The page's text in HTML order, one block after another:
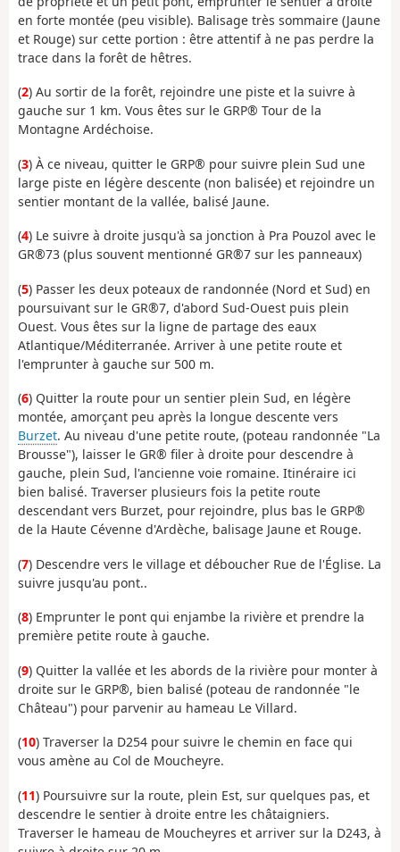
en forte montée (peu visible). Balisage très sommaire (Jaune
et Rouge) sur cette portion : être attentif à ne pas perdre la
trace dans la forêt de hêtres.
(2) Au sortir de la forêt, rejoindre une piste et la suivre à
gauche sur 1 km. Vous êtes sur le GRP® Tour de la
Montagne Ardéchoise.
(3) À ce niveau, quitter le GRP® pour suivre plein Sud une
large piste en légère descente (non balisée) et rejoindre un
sentier montant de la vallée, balisé Jaune.
(4) Le suivre à droite jusqu'à sa jonction à Pra Pouzol avec le
GR®73 (plus souvent mentionné GR®7 sur les panneaux)
(5) Passer les deux poteaux de randonnée (Nord et Sud) en
poursuivant sur le GR®7, d'abord Sud-Ouest puis plein
Ouest. Vous êtes sur la ligne de partage des eaux
Atlantique/Méditerranée. Arriver à une petite route et
l'emprunter à gauche sur 500 m.
(6) Quitter la route pour un sentier plein Sud, en légère
montée, amorçant peu après la longue descente vers
Burzet. Au niveau d'une petite route, (poteau randonnée "La
Brousse"), laisser le GR® filer à droite pour descendre à
gauche, plein Sud, l'ancienne voie romaine. Itinéraire ici
bien balisé. Traverser plusieurs fois la petite route
descendant vers Burzet, pour rejoindre, plus bas le GRP®
de la Haute Cévenne d'Ardèche, balisage Jaune et Rouge.
(7) Descendre vers le village et déboucher Rue de l'Église. La
suivre jusqu'au pont..
(8) Emprunter le pont qui enjambe la rivière et prendre la
première petite route à gauche.
(9) Quitter la vallée et les abords de la rivière pour monter à
droite sur le GRP®, bien balisé (poteau de randonnée "le
Château") pour parvenir au hameau Le Villard.
(10) Traverser la D254 pour suivre le chemin en face qui
vous amène au Col de Moucheyre.
(11) Poursuivre sur la route, plein Est, sur quelques pas, et
descendre le sentier à droite entre les châtaigniers.
Traverser le hameau de Moucheyres et arriver sur la D243, à